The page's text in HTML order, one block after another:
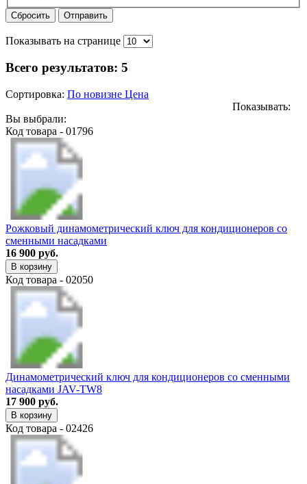
Сбросить Отправить
Показывать на странице
Всего результатов: 5
Сортировка: По новизне Цена
Показывать:
Вы выбрали:
Код товара - 01796
Рожковый динамометрический ключ для кондиционеров со
сменными насадками
16 900 руб.
В корзину
Код товара - 02050
Динамометрический ключ для кондиционеров со сменными
насадками JAV-TW8
17 900 руб.
В корзину
Код товара - 02426